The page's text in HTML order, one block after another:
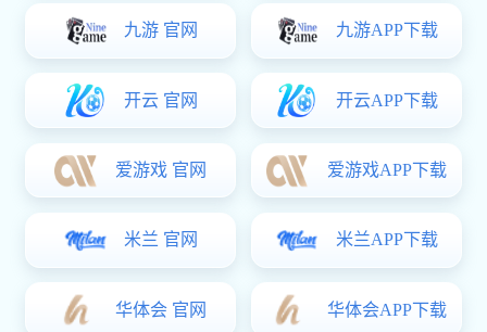
推荐产品
进口稳压阀 流量控制阀